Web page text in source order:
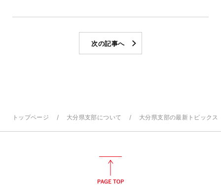
次の記事へ
トップページ 大分県支部について 大分県支部の最新トピックス